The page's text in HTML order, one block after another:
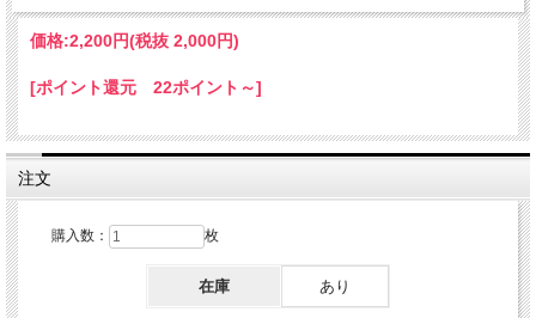
価格:2,200円(税抜 2,000円)
[ポイント還元 22ポイント～]
注文
購入数： 枚
在庫 あり